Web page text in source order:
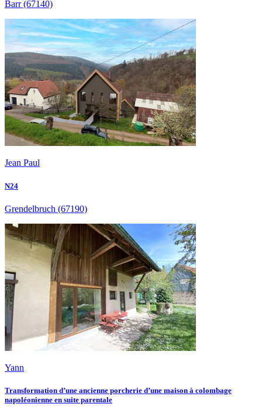
Barr(67140)
Jean Paul
N24
Grendelbruch (67190)
Yann
Transformation d’une ancienne porcherie d’une maison à colombage
napoléonienne en suite parentale